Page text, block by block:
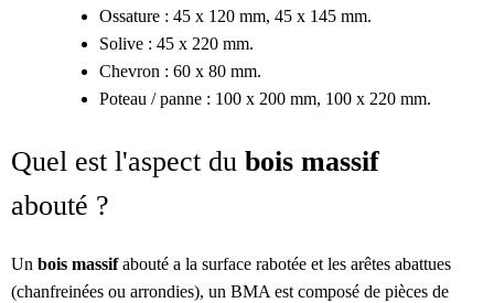
Ossature : 45 x 120 mm, 45 x 145 mm.
Solive : 45 x 220 mm.
Chevron : 60 x 80 mm.
Poteau / panne : 100 x 200 mm, 100 x 220 mm.
Quel est l'aspect du bois massif
abouté ?
Un bois massifabouté a la surface rabotée et les arêtes abattues
(chanfreinées ou arrondies), un BMA est composé de pièces de